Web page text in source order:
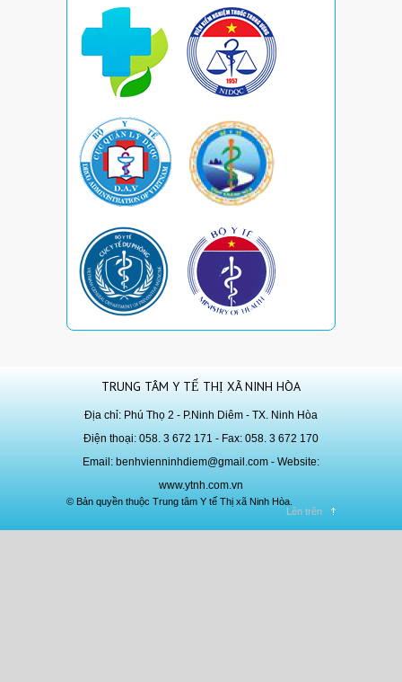
TRUNG TÂM Y TẾ THỊ XÃ NINH HÒA
Địa chỉ: Phú Thọ 2 - P.Ninh Diêm - TX. Ninh Hòa
Điện thoại: 058. 3 672 171 - Fax: 058. 3 672 170
Email: benhvienninhdiem@gmail.com - Website:
www.ytnh.com.vn
© Bản quyền thuộc Trung tâm Y tế Thị xã Ninh Hòa.
Lên trên